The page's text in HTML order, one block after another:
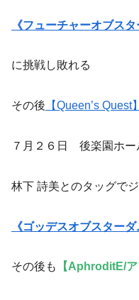
《フューチャーオブスタ
に挑戦し敗れる
その後 【Queen’s Quest】
７月２６日 後楽園ホー
林下 詩美とのタッグで
《ゴッデスオブスターダ
その後も 【AphroditE/ア